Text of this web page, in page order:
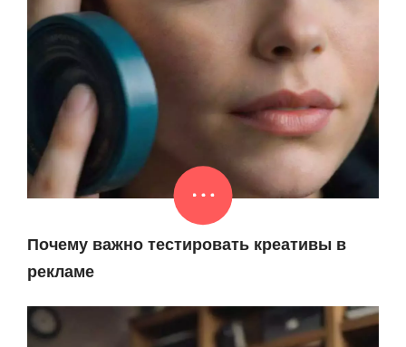
Почему важно тестировать креативы в
рекламе